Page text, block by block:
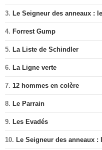
3. Le Seigneur des anneaux :
4. Forrest Gump
5. La Liste de Schindler
6. La Ligne verte
7. 12 hommes en colère
8. Le Parrain
9. Les Evadés
10. Le Seigneur des anneaux